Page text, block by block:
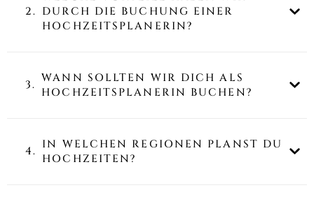
2. DURCH DIE BUCHUNG EINER
HOCHZEITSPLANERIN?
3. WANN SOLLTEN WIR DICH ALS
HOCHZEITSPLANERIN BUCHEN?
4. IN WELCHEN REGIONEN PLANST DU
HOCHZEITEN?